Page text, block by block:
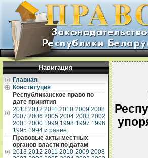
Навигация
Главная
Конституция
Республиканское право по
дате принятия
2013 2012 2011 2010 2009 2008
2007 2006 2005 2004 2003 2002
2001 2000 1999 1998 1997 1996
1995 1994 и ранее
Правовые акты местных
органов власти по датам
2013 2012 2011 2010 2009 2008